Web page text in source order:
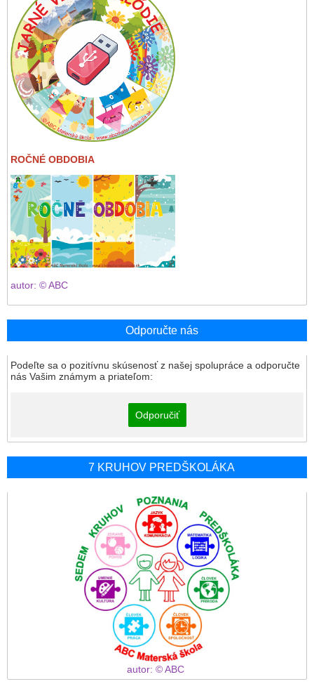
ROČNÉ OBDOBIA
autor: © ABC
Odporučte nás
Podeľte sa o pozitívnu skúsenosť z našej spolupráce a odporučte
nás Vašim známym a priateľom:
Odporučiť
7 KRUHOV PREDŠKOLÁKA
autor: © ABC